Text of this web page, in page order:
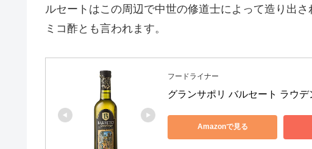
ルセートはこの周辺で中世の修道士によって造り出
ミコ酢とも言われます。
フードライナー
グランサポリ バルセート ラウ
Amazonで見る